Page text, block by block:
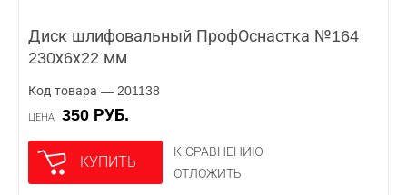
Диск шлифовальный ПрофОснастка №164
230х6х22 мм
Код товара — 201138
ЦЕНА 350 РУБ.
КУПИТЬ
К СРАВНЕНИЮ
ОТЛОЖИТЬ